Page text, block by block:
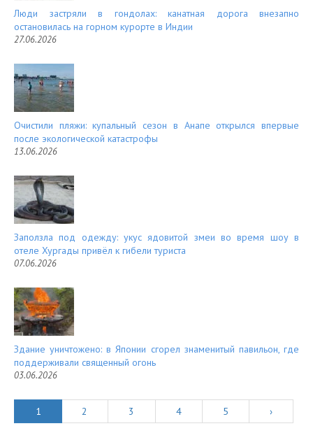
Люди застряли в гондолах: канатная дорога внезапно
остановилась на горном курорте в Индии
27.06.2026
Очистили пляжи: купальный сезон в Анапе открылся впервые
после экологической катастрофы
13.06.2026
Заползла под одежду: укус ядовитой змеи во время шоу в
отеле Хургады привёл к гибели туриста
07.06.2026
Здание уничтожено: в Японии сгорел знаменитый павильон, где
поддерживали священный огонь
03.06.2026
1 2 3 4 5
›